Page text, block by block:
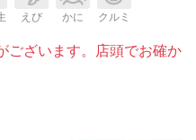
えび かに クルミ
ございます。店頭でお確か